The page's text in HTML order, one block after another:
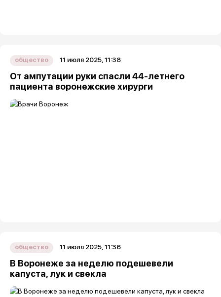
общество 11 июля 2025, 11:38
От ампутации руки спасли 44-летнего
пациента воронежские хирурги
общество 11 июля 2025, 11:36
В Воронеже за неделю подешевели
капуста, лук и свекла